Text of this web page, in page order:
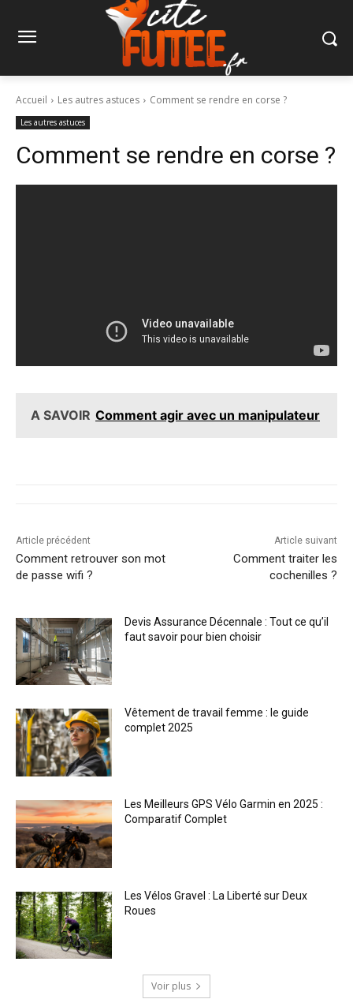
Accueil Les autres astuces Comment se rendre en corse ?
Les autres astuces
Comment se rendre en corse ?
A SAVOIR Comment agir avec un manipulateur
Article précédent
Comment retrouver son mot
de passe wifi ?
Article suivant
Comment traiter les
cochenilles ?
Devis Assurance Décennale : Tout ce qu’il
faut savoir pour bien choisir
Vêtement de travail femme : le guide
complet 2025
Les Meilleurs GPS Vélo Garmin en 2025 :
Comparatif Complet
Les Vélos Gravel : La Liberté sur Deux
Roues
Voir plus